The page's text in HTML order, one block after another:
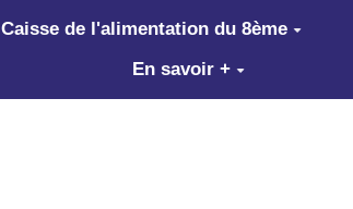
Caisse de l'alimentation du 8ème
En savoir +